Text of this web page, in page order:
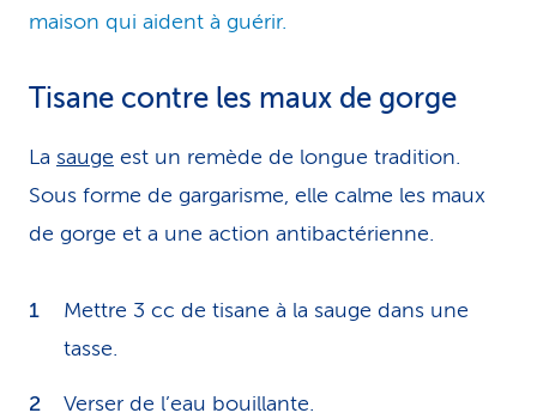
maison qui aident à guérir.
Tisane contre les maux de gorge
La sauge est un remède de longue tradition.
Sous forme de gargarisme, elle calme les maux
de gorge et a une action antibactérienne.
Mettre 3 cc de tisane à la sauge dans une
tasse.
Verser de l’eau bouillante.